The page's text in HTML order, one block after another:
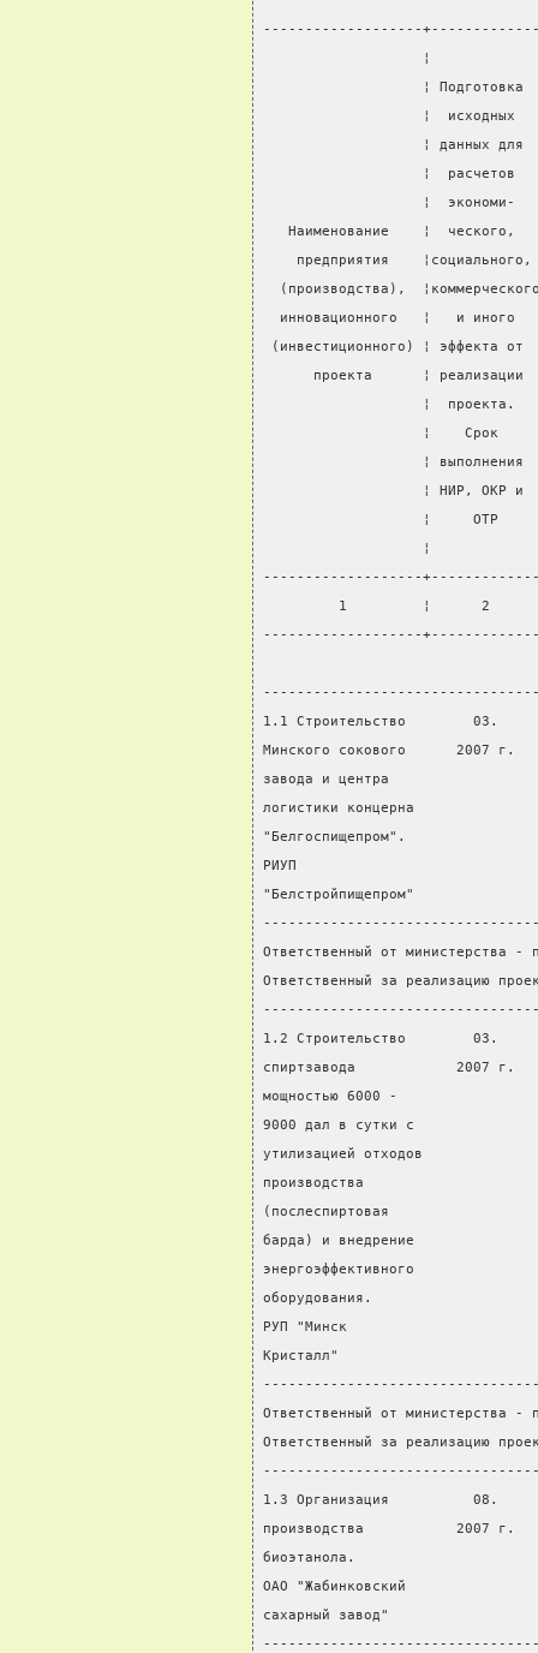
-------------------
¦
¦ Подготовка
¦  исходных
¦ данных для
¦  расчетов
¦  экономи-
Наименование    ¦  ческого,
предприятия
(производства),
инновационного   ¦   и иного
(инвестиционного) ¦ эффекта
проекта      ¦ реализации
¦  проекта.
¦    Срок
¦ выполнения
¦ НИР, ОКР и
¦     ОТР
¦
-------------------
1         ¦      2
-------------------
1.1 Строительство
Минского сокового
завода и центра
логистики концерна
"Белгоспищепром".
РИУП
"Белстройпищепром"
Ответственный от министерства -
Ответственный за реализацию
1.2 Строительство
спиртзавода            2007
мощностью 6000 -
9000 дал в сутки с
утилизацией отходов
производства
(послеспиртовая
барда) и внедрение
энергоэффективного
оборудования.
РУП "Минск
Кристалл"
Ответственный от министерства -
Ответственный за реализацию
1.3 Организация
производства           2007
биоэтанола.
ОАО "Жабинковский
сахарный завод"